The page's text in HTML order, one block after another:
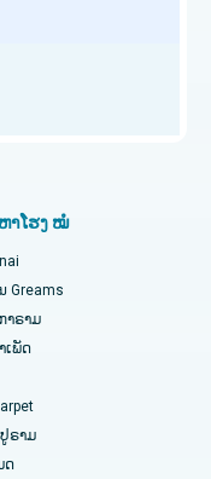
ວຍະວະ
ແລະ ດັງ
າໂຮງ ໝໍ
Greams
າຣາມ
ເພັດ
ຣາມ
ດ